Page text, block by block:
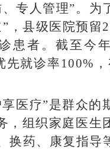
专人管理”。为
，县级医院预留
患者。截至今
就诊率100%
享医疗”是群众的
组织家庭医生
药、康复指导